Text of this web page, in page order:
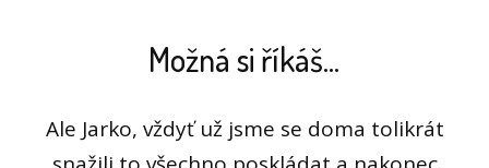
Možná si říkáš...
Ale Jarko, vždyť už jsme se doma tolikrát